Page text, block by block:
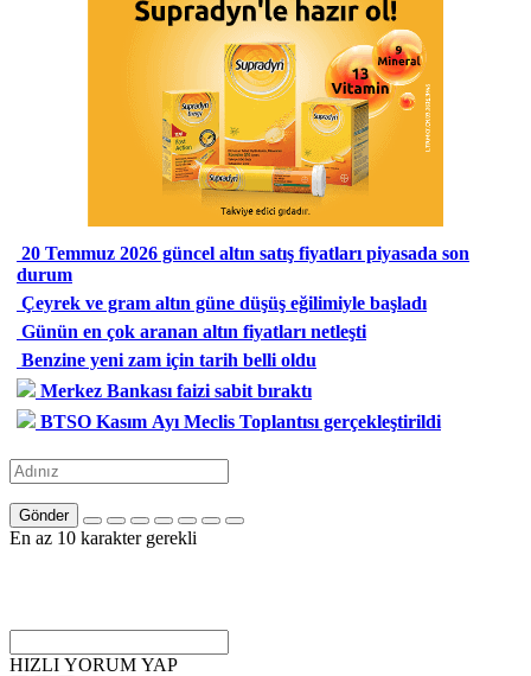
20 Temmuz 2026 güncel altın satış fiyatları piyasada son
durum
Çeyrek ve gram altın güne düşüş eğilimiyle başladı
Günün en çok aranan altın fiyatları netleşti
Benzine yeni zam için tarih belli oldu
Merkez Bankası faizi sabit bıraktı
BTSO Kasım Ayı Meclis Toplantısı gerçekleştirildi
Gönder
En az 10 karakter gerekli
HIZLI YORUM YAP